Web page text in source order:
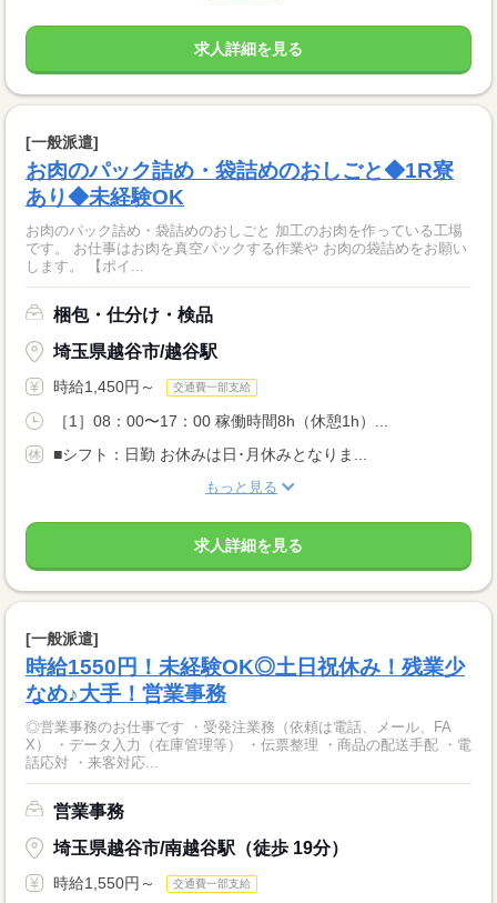
求人詳細を見る
[一般派遣]
お肉のパック詰め・袋詰めのおしごと◆1R寮
あり◆未経験OK
お肉のパック詰め・袋詰めのおしごと 加工のお肉を作っている工場
です。 お仕事はお肉を真空パックする作業や お肉の袋詰めをお願い
します。 【ポイ...
梱包・仕分け・検品
埼玉県越谷市/越谷駅
時給1,450円～ 交通費一部支給
［1］08：00〜17：00 稼働時間8h（休憩1h）...
■シフト：日勤 お休みは日･月休みとなりま...
もっと見る
求人詳細を見る
[一般派遣]
時給1550円！未経験OK◎土日祝休み！残業少
なめ♪大手！営業事務
◎営業事務のお仕事です ・受発注業務（依頼は電話、メール、FA
X） ・データ入力（在庫管理等） ・伝票整理 ・商品の配送手配 ・電
話応対 ・来客対応...
営業事務
埼玉県越谷市/南越谷駅（徒歩 19分）
時給1,550円～ 交通費一部支給